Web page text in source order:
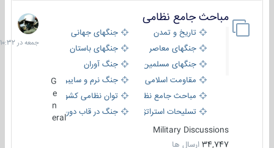
مباحث جامع نظامی
تاریخ و تمدن
جنگهای جهانی
جنگهای معاصر
جنگهای باستان
جنگهای مسلمین
جنگ آوران
مقاومت اسلامی
جنگ نرم و سایبری
مباحث جامع نظامی
توان نظامی کشورها
تسلیحات استراتژیک
جنگ در قاب دوربین
eral
Military Discussions
34,747 ارسال ها
جمعه
در
10:32